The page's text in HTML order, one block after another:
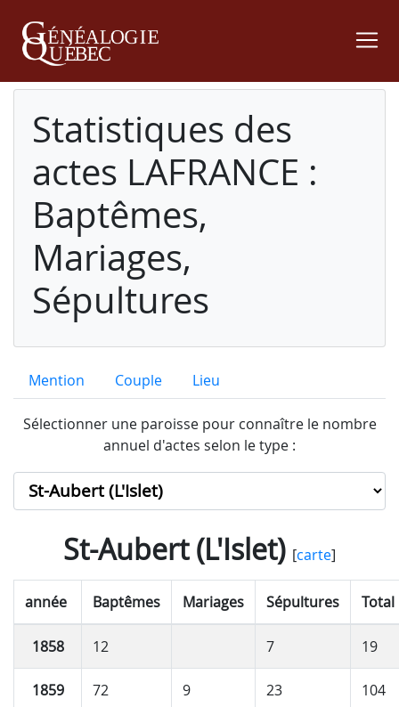
Statistiques des
actes LAFRANCE :
Baptêmes,
Mariages,
Sépultures
Mention Couple Lieu
Sélectionner une paroisse pour connaître le nombre
annuel d'actes selon le type :
St-Aubert (L'Islet)[carte]
année Baptêmes Mariages Sépultures Total
1858 12 7 19
1859 72 9 23 104